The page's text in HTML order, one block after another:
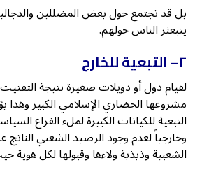
بل قد تجتمع حول بعض المضللين
يتبعثر الناس حولهم.
٢– التبعية للخارج
لقيام دول أو دويلات صغيرة نتيجة
مشروعها الحضاري الإسلامي الكبير وهذا
التبعية للكيانات الكبيرة لملء الفراغ
وخارجياً لعدم وجود الرصيد الشعبي
الشعبية وذبذبة ولاءها وقبولها لكل هوية